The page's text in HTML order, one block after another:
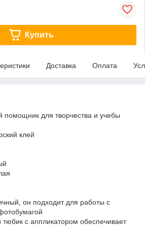
Купить
Доставка Оплата
помощник для творчества и учебы
клей
он подходит для работы с
с аппликатором обеспечивает